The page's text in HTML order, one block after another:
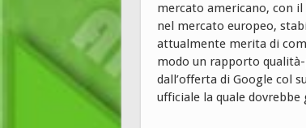
mercato americano, con
nel mercato europeo,
attualmente merita di
modo un rapporto
dall’offerta di Google col
ufficiale la quale dovrebbe